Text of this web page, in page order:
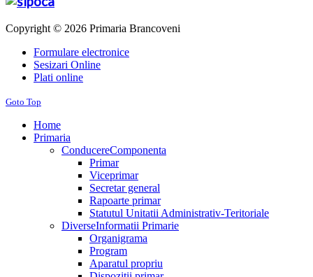
Copyright © 2026 Primaria Brancoveni
Formulare electronice
Sesizari Online
Plati online
Goto Top
Home
Primaria
ConducereComponenta
Primar
Viceprimar
Secretar general
Rapoarte primar
Statutul Unitatii Administrativ-Teritoriale
DiverseInformatii Primarie
Organigrama
Program
Aparatul propriu